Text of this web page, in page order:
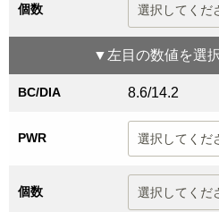
個数
▼ 左目 の数値を選
BC/DIA 8.6/14.2
PWR
個数